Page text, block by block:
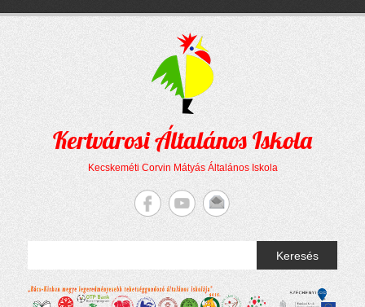
Kertvárosi Általános Iskola
Kecskeméti Corvin Mátyás Általános Iskola
Keresés